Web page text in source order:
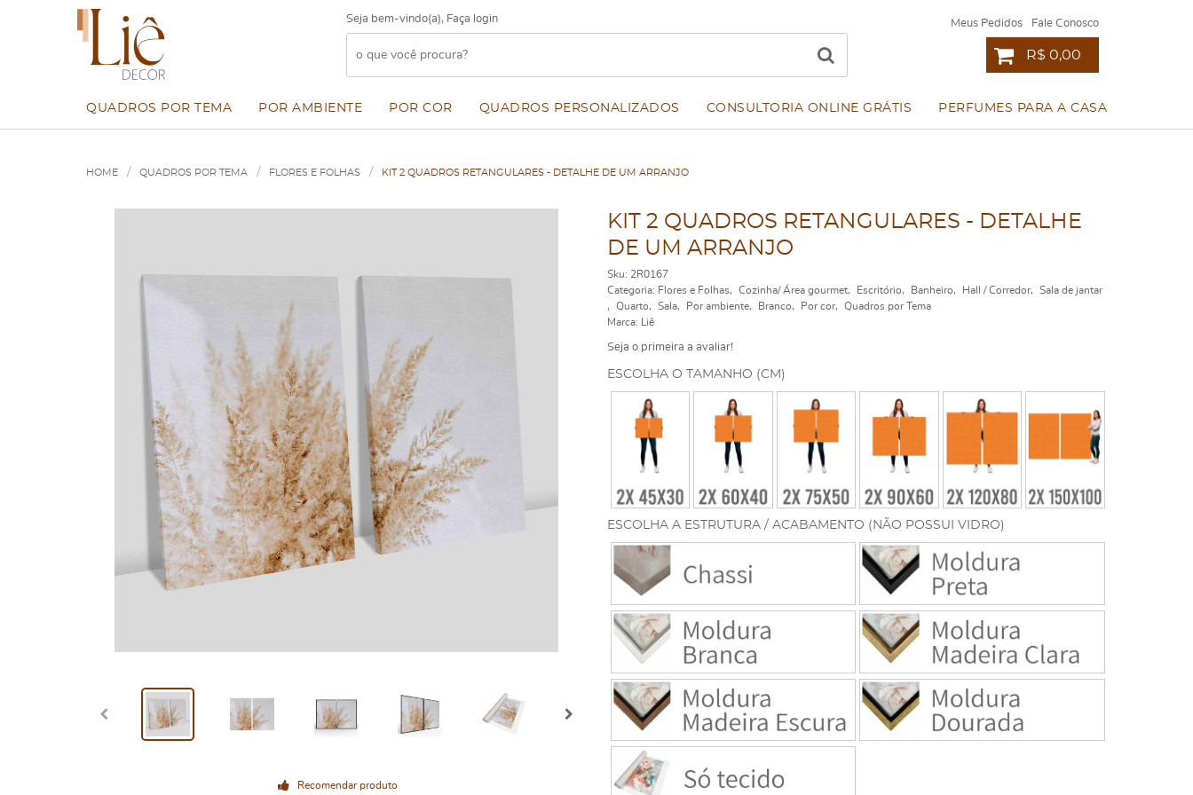
Seja bem-vindo(a), Faça login Meus Pedidos Fale Conosco
R$ 0,00
QUADROS POR TEMA POR AMBIENTE POR COR QUADROS PERSONALIZADOS CONSULTORIA ONLINE GRÁTIS PERFUMES PARA A CASA
HOME QUADROS POR TEMA FLORES E FOLHAS KIT 2 QUADROS RETANGULARES - DETALHE DE UM ARRANJO
Recomendar produto
KIT 2 QUADROS RETANGULARES - DETALHE
DE UM ARRANJO
Sku: 2R0167
Categoria: Flores e Folhas Cozinha/ Área gourmet Escritório Banheiro Hall / Corredor
Sala de jantar
Quarto
Sala Por ambiente Branco Por cor
Quadros por Tema
Marca:
Liê
Seja o primeira a avaliar!
ESCOLHA A ESTRUTURA / ACABAMENTO (NÃO POSSUI VIDRO)
ESCOLHA O TAMANHO (CM)